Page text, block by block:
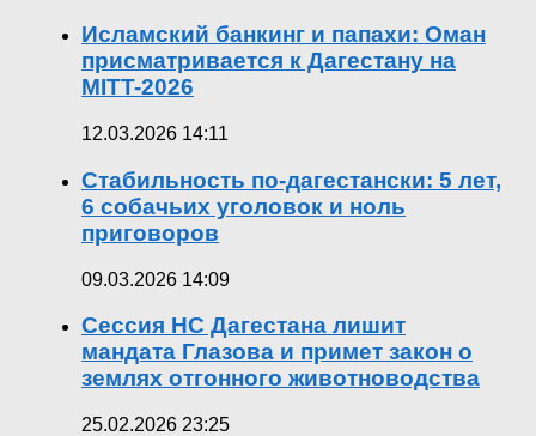
Исламский банкинг и папахи: Оман
присматривается к Дагестану на
MITT-2026
12.03.2026 14:11
Стабильность по-дагестански: 5 лет,
6 собачьих уголовок и ноль
приговоров
09.03.2026 14:09
Сессия НС Дагестана лишит
мандата Глазова и примет закон о
землях отгонного животноводства
25.02.2026 23:25